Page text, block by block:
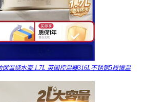
温烧水壶 1.7L 英国控温器316L不锈钢5段恒温